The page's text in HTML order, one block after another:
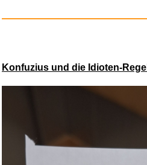
Konfuzius und die Idioten-Regel